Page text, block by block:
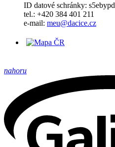
ID datové schránky: s5ebypd
tel.: +420 384 401 211
e-mail: meu@dacice.cz
nahoru